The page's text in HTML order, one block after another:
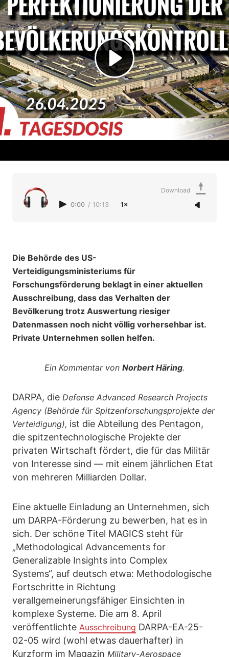
0:00 / 10:13 1×
Download
Die Behörde des US-
Verteidigungsministeriums für
Forschungsförderung beklagt in einer aktuellen
Ausschreibung, dass das Verhalten der
Bevölkerung trotz Auswertung riesiger
Datenmassen noch nicht völlig vorhersehbar ist.
Private Unternehmen sollen helfen.
Ein Kommentar von Norbert Häring.
DARPA, die Defense Advanced Research Projects
Agency (Behörde für Spitzenforschungsprojekte der
Verteidigung), ist die Abteilung des Pentagon,
die spitzentechnologische Projekte der
privaten Wirtschaft fördert, die für das Militär
von Interesse sind — mit einem jährlichen Etat
von mehreren Milliarden Dollar.
Eine aktuelle Einladung an Unternehmen, sich
um DARPA-Förderung zu bewerben, hat es in
sich. Der schöne Titel MAGICS steht für
„Methodological Advancements for
Generalizable Insights into Complex
Systems“, auf deutsch etwa: Methodologische
Fortschritte in Richtung
verallgemeinerungsfähiger Einsichten in
komplexe Systeme. Die am 8. April
veröffentlichte Ausschreibung DARPA-EA-25-
02-05 wird (wohl etwas dauerhafter) in
Kurzform im Magazin Military-Aerospace